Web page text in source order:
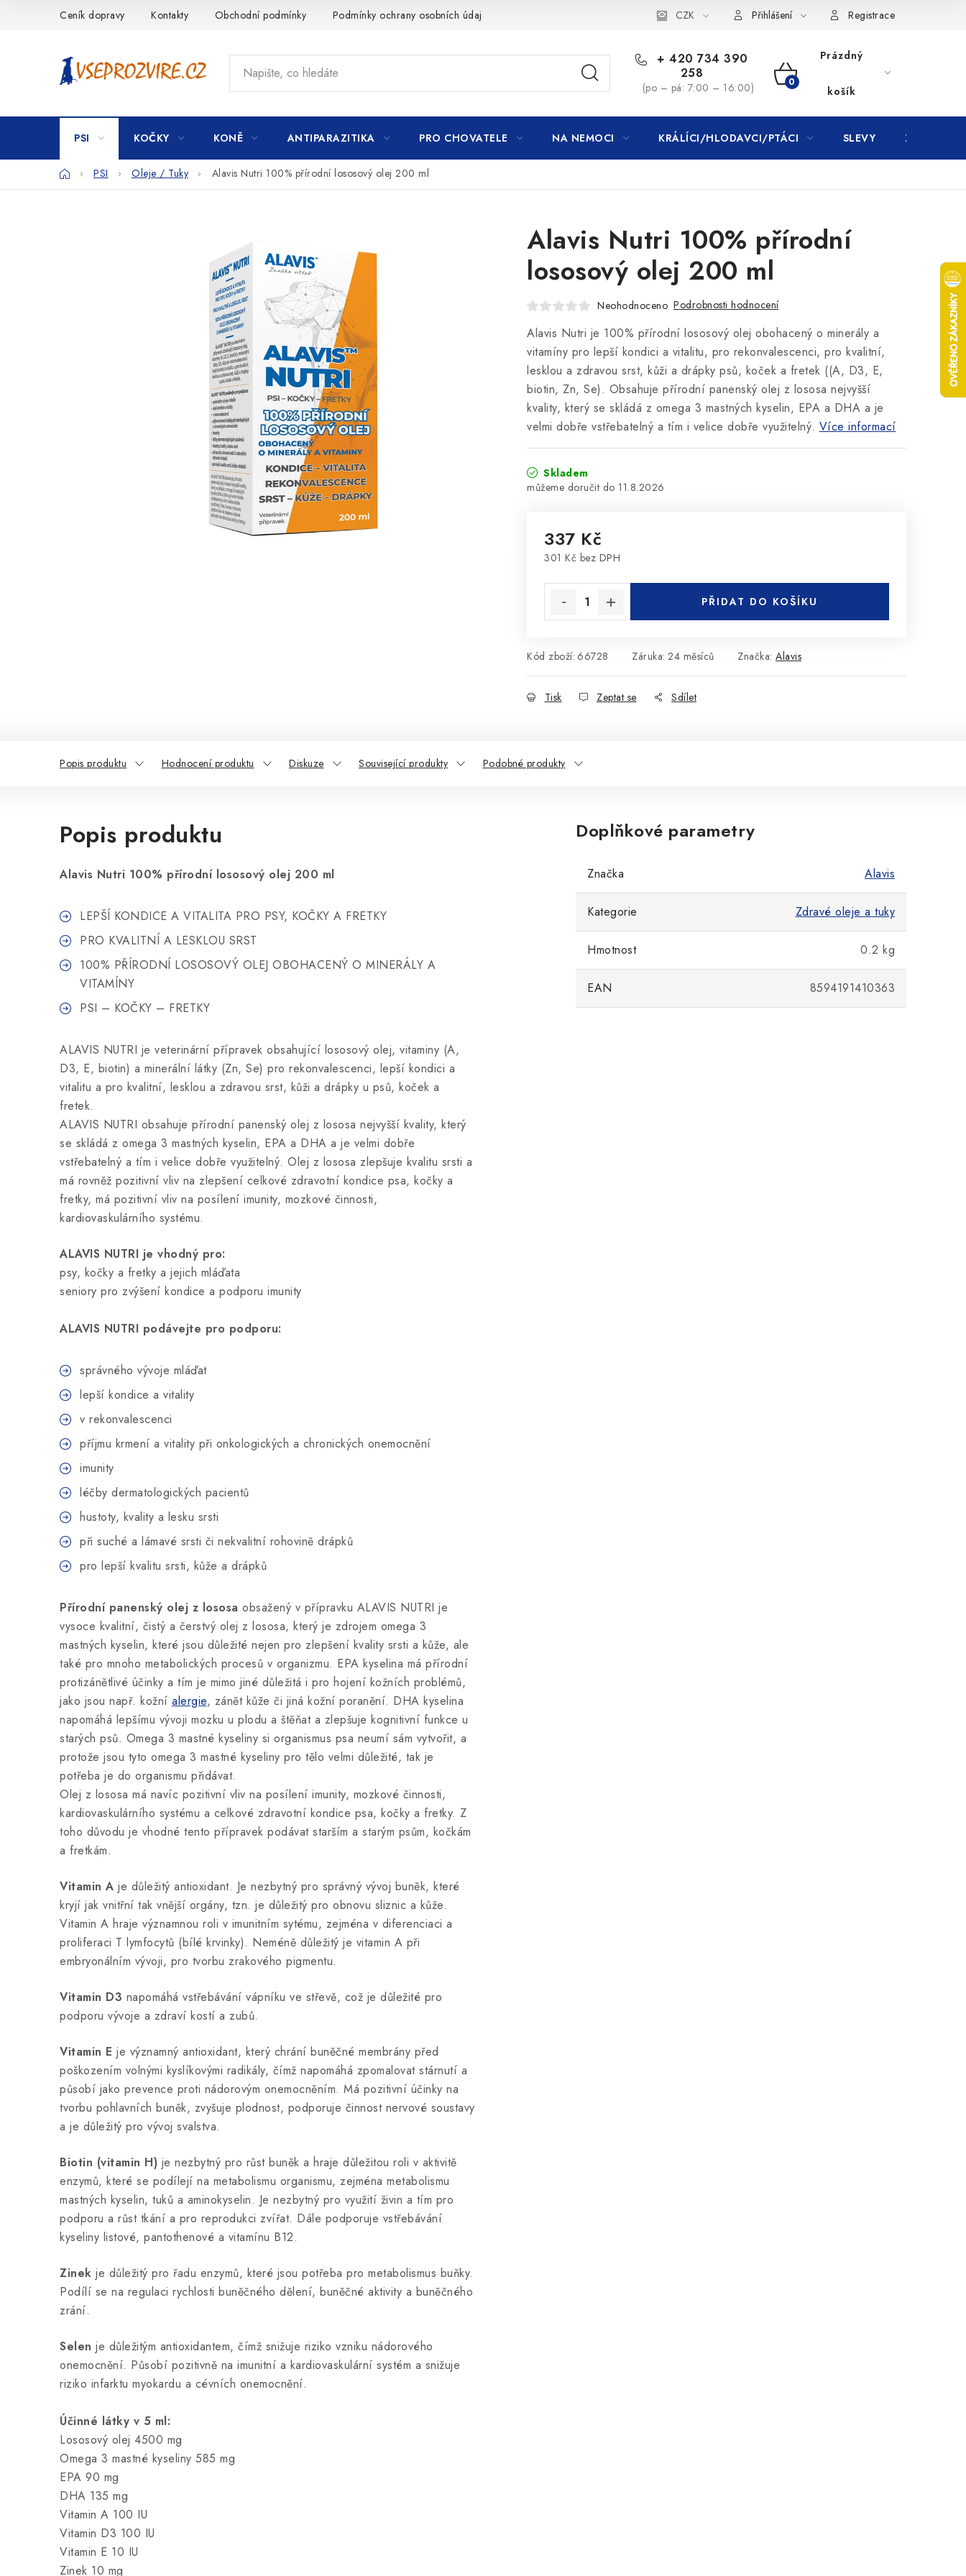
Ceník dopravy Kontakty Obchodní podmínky Podmínky ochrany osobních údajů CZK Přihlášení Registrace
+ 420 734 390
258
(po – pá: 7:00 – 16:00)
NÁKUPNÍ
KOŠÍK
Prázdný
košík
PSI KOČKY KONĚ ANTIPARAZITIKA PRO CHOVATELE NA NEMOCI KRÁLÍCI/HLODAVCI/PTÁCI SLEVY ZNAČKY
DomůPSI Oleje / Tuky Alavis Nutri 100% přírodní lososový olej 200 ml
Alavis Nutri 100% přírodní
lososový olej 200 ml
Neohodnoceno Podrobnosti hodnocení
Alavis Nutri je 100% přírodní lososový olej obohacený o minerály a
vitamíny pro lepší kondici a vitalitu, pro rekonvalescenci, pro kvalitní,
lesklou a zdravou srst, kůži a drápky psů, koček a fretek ((A, D3, E,
biotin, Zn, Se). Obsahuje přírodní panenský olej z lososa nejvyšší
kvality, který se skládá z omega 3 mastných kyselin, EPA a DHA a je
velmi dobře vstřebatelný a tím i velice dobře využitelný. Více informací
Skladem
11.8.2026
337 Kč
301 Kč bez DPH
PŘIDAT DO KOŠÍKU
Kód zboží: 66728 Záruka: 24 měsíců Značka: Alavis
Tisk Zeptat se Sdílet
Popis produktu Hodnocení produktu Diskuze Související produkty Podobné produkty
Popis produktu
Alavis Nutri 100% přírodní lososový olej 200 ml
LEPŠÍ KONDICE A VITALITA PRO PSY, KOČKY A FRETKY
PRO KVALITNÍ A LESKLOU SRST
100% PŘÍRODNÍ LOSOSOVÝ OLEJ OBOHACENÝ O MINERÁLY A
VITAMÍNY
PSI – KOČKY – FRETKY
ALAVIS NUTRI je veterinární přípravek obsahující lososový olej, vitaminy (A,
D3, E, biotin) a minerální látky (Zn, Se) pro rekonvalescenci, lepší kondici a
vitalitu a pro kvalitní, lesklou a zdravou srst, kůži a drápky u psů, koček a
fretek.
ALAVIS NUTRI obsahuje přírodní panenský olej z lososa nejvyšší kvality, který
se skládá z omega 3 mastných kyselin, EPA a DHA a je velmi dobře
vstřebatelný a tím i velice dobře využitelný. Olej z lososa zlepšuje kvalitu srsti a
má rovněž pozitivní vliv na zlepšení celkové zdravotní kondice psa, kočky a
fretky, má pozitivní vliv na posílení imunity, mozkové činnosti,
kardiovaskulárního systému.
ALAVIS NUTRI je vhodný pro:
psy, kočky a fretky a jejich mláďata
seniory pro zvýšení kondice a podporu imunity
ALAVIS NUTRI podávejte pro podporu:
správného vývoje mláďat
lepší kondice a vitality
v rekonvalescenci
příjmu krmení a vitality při onkologických a chronických onemocnění
imunity
léčby dermatologických pacientů
hustoty, kvality a lesku srsti
při suché a lámavé srsti či nekvalitní rohovině drápků
pro lepší kvalitu srsti, kůže a drápků
Přírodní panenský olej z lososa obsažený v přípravku ALAVIS NUTRI je
vysoce kvalitní, čistý a čerstvý olej z lososa, který je zdrojem omega 3
mastných kyselin, které jsou důležité nejen pro zlepšení kvality srsti a kůže, ale
také pro mnoho metabolických procesů v organizmu. EPA kyselina má přírodní
protizánětlivé účinky a tím je mimo jiné důležitá i pro hojení kožních problémů,
jako jsou např. kožní alergie, zánět kůže či jiná kožní poranění. DHA kyselina
napomáhá lepšímu vývoji mozku u plodu a štěňat a zlepšuje kognitivní funkce u
starých psů. Omega 3 mastné kyseliny si organismus psa neumí sám vytvořit, a
protože jsou tyto omega 3 mastné kyseliny pro tělo velmi důležité, tak je
potřeba je do organismu přidávat.
Olej z lososa má navíc pozitivní vliv na posílení imunity, mozkové činnosti,
kardiovaskulárního systému a celkové zdravotní kondice psa, kočky a fretky. Z
toho důvodu je vhodné tento přípravek podávat starším a starým psům, kočkám
a fretkám.
Vitamin A je důležitý antioxidant. Je nezbytný pro správný vývoj buněk, které
kryjí jak vnitřní tak vnější orgány, tzn. je důležitý pro obnovu sliznic a kůže.
Vitamin A hraje významnou roli v imunitním sytému, zejména v diferenciaci a
proliferaci T lymfocytů (bílé krvinky). Neméně důležitý je vitamin A při
embryonálním vývoji, pro tvorbu zrakového pigmentu.
Vitamin D3 napomáhá vstřebávání vápníku ve střevě, což je důležité pro
podporu vývoje a zdraví kostí a zubů.
Vitamin E je významný antioxidant, který chrání buněčné membrány před
poškozením volnými kyslíkovými radikály, čímž napomáhá zpomalovat stárnutí a
působí jako prevence proti nádorovým onemocněním. Má pozitivní účinky na
tvorbu pohlavních buněk, zvyšuje plodnost, podporuje činnost nervové soustavy
a je důležitý pro vývoj svalstva.
Biotin (vitamin H) je nezbytný pro růst buněk a hraje důležitou roli v aktivitě
enzymů, které se podílejí na metabolismu organismu, zejména metabolismu
mastných kyselin, tuků a aminokyselin. Je nezbytný pro využití živin a tím pro
podporu a růst tkání a pro reprodukci zvířat. Dále podporuje vstřebávání
kyseliny listové, pantothenové a vitamínu B12.
Zinek je důležitý pro řadu enzymů, které jsou potřeba pro metabolismus buňky.
Podílí se na regulaci rychlosti buněčného dělení, buněčné aktivity a buněčného
zrání.
Selen je důležitým antioxidantem, čímž snižuje riziko vzniku nádorového
onemocnění. Působí pozitivně na imunitní a kardiovaskulární systém a snižuje
riziko infarktu myokardu a cévních onemocnění.
Účinné látky v 5 ml:
Lososový olej 4500 mg
Omega 3 mastné kyseliny 585 mg
EPA 90 mg
DHA 135 mg
Vitamin A 100 IU
Vitamin D3 100 IU
Vitamin E 10 IU
Zinek 10 mg
Doplňkové parametry
Značka Alavis
Kategorie Zdravé oleje a tuky
Hmotnost 0.2 kg
EAN 8594191410363